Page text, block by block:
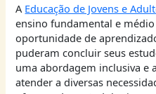
A Educação de Jovens e
ensino fundamental e
oportunidade de
puderam concluir seus
uma abordagem inclusiva e
atender a diversas